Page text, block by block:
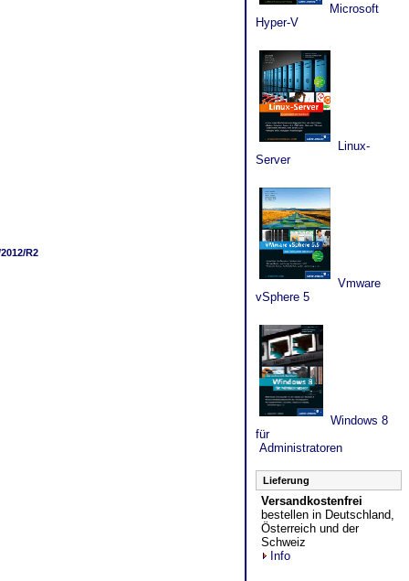
R2
Microsoft
Hyper-V
Linux-
Server
Vmware
vSphere 5
Windows 8
für
Administratoren
Lieferung
Versandkostenfrei
bestellen in Deutschland,
Österreich und der
Schweiz
Info